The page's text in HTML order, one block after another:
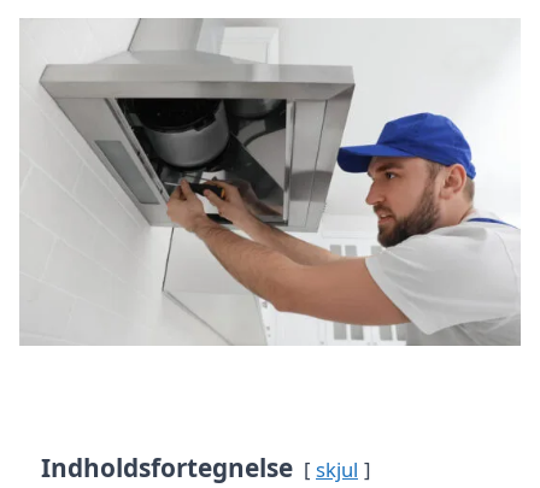
Indholdsfortegnelse skjul